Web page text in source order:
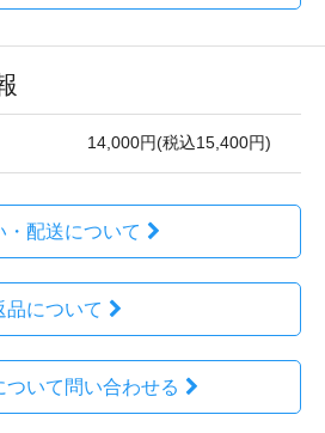
14,000円(税込15,400円)
・配送について
品について
ついて問い合わせる